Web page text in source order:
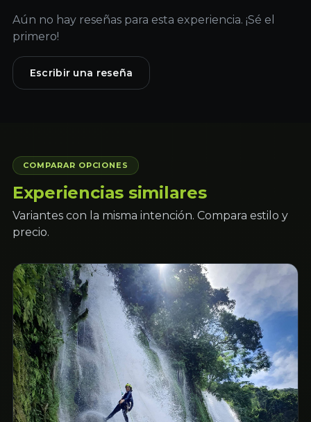
Aún no hay reseñas para esta experiencia. ¡Sé el
primero!
Escribir una reseña
COMPARAR OPCIONES
Experiencias similares
Variantes con la misma intención. Compara estilo y
precio.